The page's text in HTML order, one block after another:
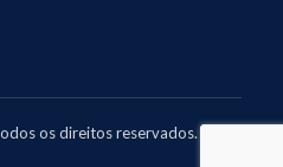
os direitos reservados.